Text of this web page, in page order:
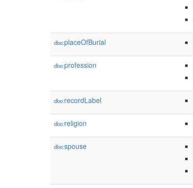
dbo:placeOfBurial
dbo:profession
dbo:recordLabel
dbo:religion
dbo:spouse